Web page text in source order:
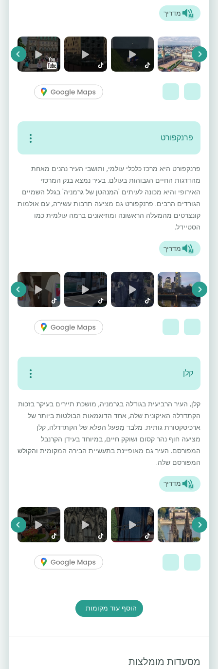
מדריך
Next
פרנקפורט
פרנקפורט היא מרכז כלכלי עולמי, ותושבי העיר נהנים מאחת
מהדרגות החיים הגבוהות בעולם. בעיר נמצא בנק המרכזי
האירופי והיא מכונה לעיתים 'המנהטן של גרמניה' בגלל השמיים
הגורדים הרבים. פרנקפורט גם מציעה תרבות עשירה, עם אולמות
קונצרטים מהמעלה הראשונה ומוזיאונים ברמה עולמית כמו
הסטיידל.
מדריך
Next
קלן
קלן, העיר הרביעית בגודלה בגרמניה, מושכת תיירים בעיקר בזכות
הקתדרלה האיקונית שלה, אחד הדוגמאות הבולטות ביותר של
ארכיטקטורת גותית. מלבד מִפעל הפלא של הקתדרלה, קלן
מציעה חוף נהר קסום ושוקק חיים, במיוחד בעידן הקרנבל
המפורסם. העיר גם מאופיינת בתעשיית הבירה המקומית והקולש
המפורסם שלה.
מדריך
Next
הוסף עוד מקומות
מסעדות מומלצות